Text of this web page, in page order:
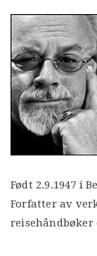
Født 2.9.1947 i
Forfatter av